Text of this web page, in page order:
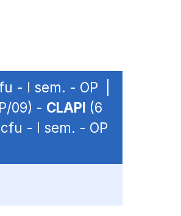
- I sem. - OP |
09) - CLAPI (6
- I sem. - OP